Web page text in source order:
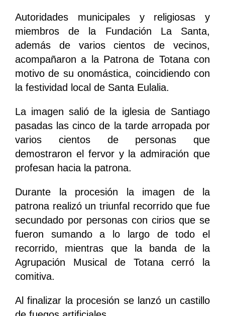
Autoridades municipales y religiosas y
miembros de la Fundación La Santa,
además de varios cientos de vecinos,
acompañaron a la Patrona de Totana con
motivo de su onomástica, coincidiendo con
la festividad local de Santa Eulalia.
La imagen salió de la iglesia de Santiago
pasadas las cinco de la tarde arropada por
varios cientos de personas que
demostraron el fervor y la admiración que
profesan hacia la patrona.
Durante la procesión la imagen de la
patrona realizó un triunfal recorrido que fue
secundado por personas con cirios que se
fueron sumando a lo largo de todo el
recorrido, mientras que la banda de la
Agrupación Musical de Totana cerró la
comitiva.
Al finalizar la procesión se lanzó un castillo